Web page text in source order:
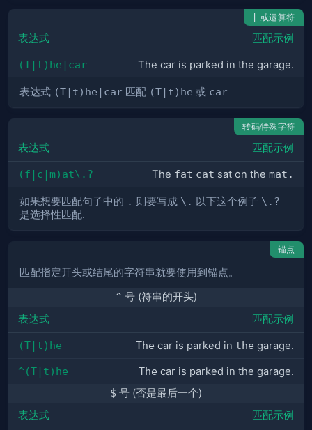
或运算符
表达式 匹配示例
(T|t)he|car The car is parked in the garage.
表达式 (T|t)he|car 匹配 (T|t)he 或 car
转码特殊字符
表达式 匹配示例
(f|c|m)at\.? The fat cat sat on the mat.
如果想要匹配句子中的 . 则要写成 \. 以下这个例子 \.?
是选择性匹配.
锚点
匹配指定开头或结尾的字符串就要使用到锚点。
^号 (符串的开头)
表达式
匹配示例
(T|t)he The car is parked in the garage.
^(T|t)he The car is parked in the garage.
$ 号 (否是最后一个)
表达式
匹配示例